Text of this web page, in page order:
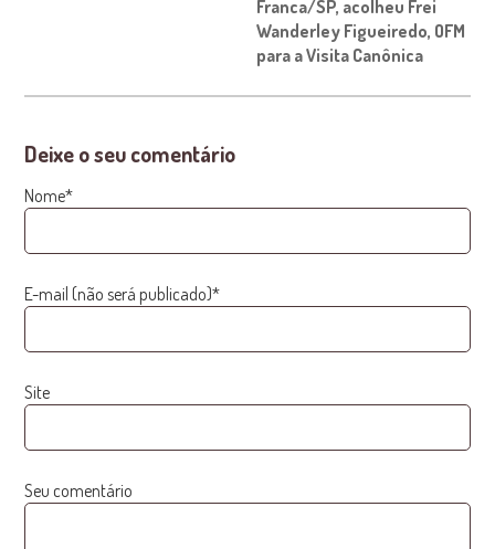
Franca/SP, acolheu Frei
Wanderley Figueiredo, OFM
para a Visita Canônica
Deixe o seu comentário
Nome*
E-mail (não será publicado)*
Site
Seu comentário